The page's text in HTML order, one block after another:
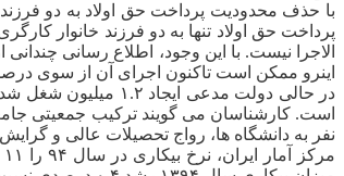
الاجرا نیست. با این وجود، اطلاع رسانی
اینرو ممکن است تاکنون اجرای آن از سوی
نفر به دانشگاه ها، رواج تحصیلات عالی و